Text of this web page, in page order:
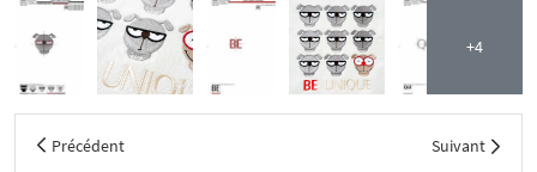
+4
Précédent Suivant